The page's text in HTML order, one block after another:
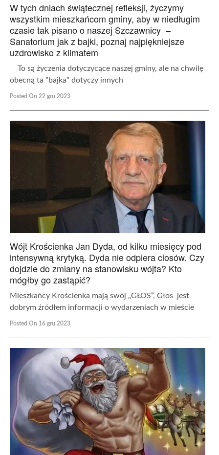
W tych dniach świątecznej refleksji, życzymy
wszystkim mieszkańcom gminy, aby w niedługim
czasie tak pisano o naszej Szczawnicy –
Sanatorium jak z bajki, poznaj najpiękniejsze
uzdrowisko z klimatem
To są życzenia dotyczycące naszej gminy, ale na chwilę
obecną ta ”bajka” dotyczy innych
Posted On 22 gru 2023
Wójt Krościenka Jan Dyda, od kilku miesięcy pod
intensywną krytyką. Dyda nie odpiera ciosów. Czy
dojdzie do zmiany na stanowisku wójta? Kto
mógłby go zastąpić?
Mieszkańcy Krościenka mają swój „GŁOS”, Głos jest
dobrym źródłem informacji o wydarzeniach w mieście
Posted On 16 gru 2023